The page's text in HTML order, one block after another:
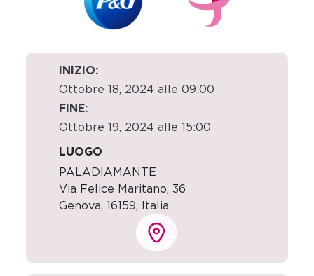
INIZIO:
Ottobre 18, 2024 alle 09:00
FINE:
Ottobre 19, 2024 alle 15:00
LUOGO
PALADIAMANTE
Via Felice Maritano, 36
Genova, 16159, Italia